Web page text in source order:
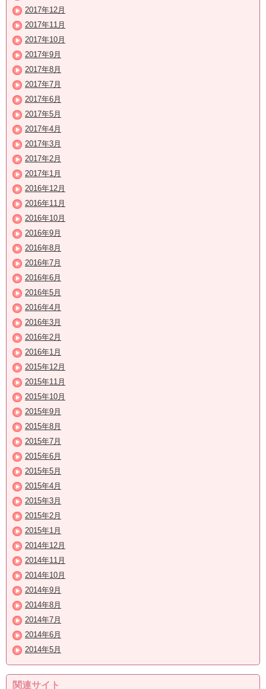
2017年12月
2017年11月
2017年10月
2017年9月
2017年8月
2017年7月
2017年6月
2017年5月
2017年4月
2017年3月
2017年2月
2017年1月
2016年12月
2016年11月
2016年10月
2016年9月
2016年8月
2016年7月
2016年6月
2016年5月
2016年4月
2016年3月
2016年2月
2016年1月
2015年12月
2015年11月
2015年10月
2015年9月
2015年8月
2015年7月
2015年6月
2015年5月
2015年4月
2015年3月
2015年2月
2015年1月
2014年12月
2014年11月
2014年10月
2014年9月
2014年8月
2014年7月
2014年6月
2014年5月
関連サイト